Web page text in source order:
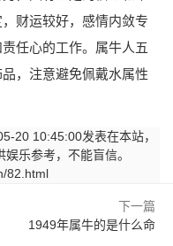
财运较好，感情内敛专
任心的工作。属牛人五
，注意避免佩戴水属性
20 10:45:00发表在本站，
乐参考，不能盲信。
82.html
下一篇
1949年属牛的是什么命